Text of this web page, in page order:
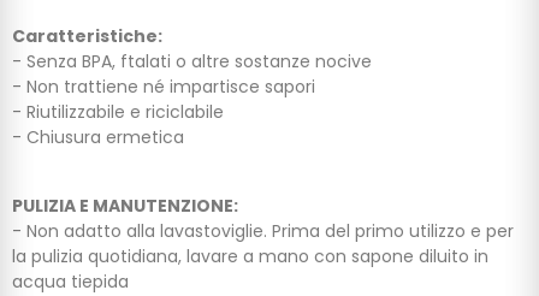
Caratteristiche:
- Senza BPA, ftalati o altre sostanze nocive
- Non trattiene né impartisce sapori
- Riutilizzabile e riciclabile
- Chiusura ermetica
PULIZIA E MANUTENZIONE:
- Non adatto alla lavastoviglie. Prima del primo utilizzo e per
la pulizia quotidiana, lavare a mano con sapone diluito in
acqua tiepida